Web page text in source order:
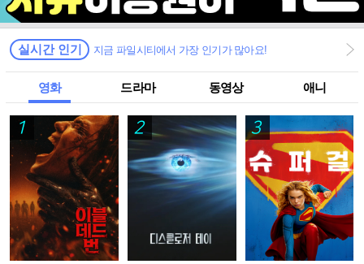
실시간 인기 지금 파일시티에서 가장 인기가 많아요!
영화 드라마 동영상 애니
1 2 3